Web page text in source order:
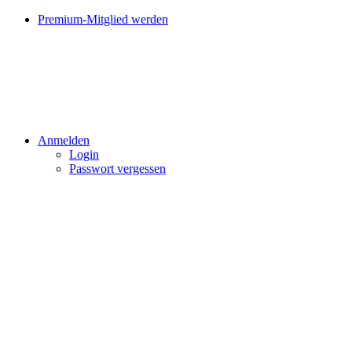
Premium-Mitglied werden
Anmelden
Login
Passwort vergessen